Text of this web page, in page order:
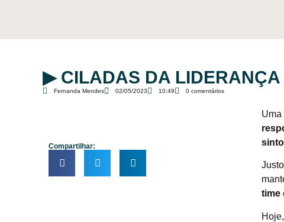
▶︎ CILADAS DA LIDERANÇA
Fernanda Mendes 02/05/2023 10:49 0 comentários
Compartilhar:
Uma
time